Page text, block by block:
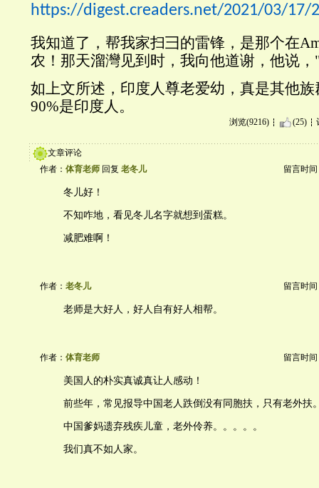
https://digest.creaders.net/2021/03/17/
我知道了，帮我家扫彐的雷锋，是那个在
农！那天溜灣见到时，我向他道谢，他说
如上文所述，印度人尊老爱幼，真是其他
90%是印度人。
浏览(9216) (25)
文章评论
作者： 体育老师 回复 老冬儿 留言时间
冬儿好！
不知咋地，看见冬儿名字就想到蛋糕。
减肥难啊！
作者： 老冬儿 留言时间
老师是大好人，好人自有好人相帮。
作者： 体育老师 留言时间
美国人的朴实真诚真让人感动！
前些年，常见报导中国老人跌倒没有同胞扶，只有老外扶
中国爹妈遗弃残疾儿童，老外伶养。。。。。
我们真不如人家。